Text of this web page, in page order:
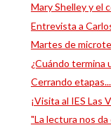
Mary Shelley y el
Entrevista a
Martes de
¿Cuándo termina
Cerrando etapas...
¡Visita al IES Las
"La lectura nos